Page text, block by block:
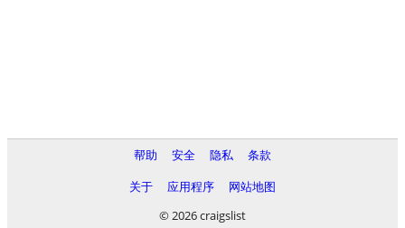
帮助 安全 隐私
条款
关于
应用程序
网站地图
© 2026 craigslist